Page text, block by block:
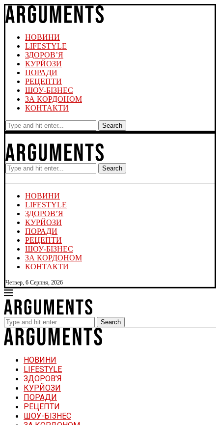
НОВИНИ
LIFESTYLE
ЗДОРОВ’Я
КУРЙОЗИ
ПОРАДИ
РЕЦЕПТИ
ШОУ-БІЗНЕС
ЗА КОРДОНОМ
КОНТАКТИ
Search
Search
НОВИНИ
LIFESTYLE
ЗДОРОВ’Я
КУРЙОЗИ
ПОРАДИ
РЕЦЕПТИ
ШОУ-БІЗНЕС
ЗА КОРДОНОМ
КОНТАКТИ
Четвер, 6 Серпня, 2026
Search
НОВИНИ
LIFESTYLE
ЗДОРОВ’Я
КУРЙОЗИ
ПОРАДИ
РЕЦЕПТИ
ШОУ-БІЗНЕС